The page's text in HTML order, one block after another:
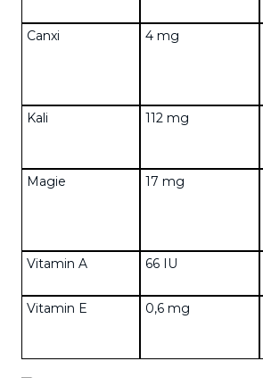
Canxi
4 mg
Kali
112 mg
Magie
17 mg
Vitamin A
66 IU
Vitamin E
0,6 mg